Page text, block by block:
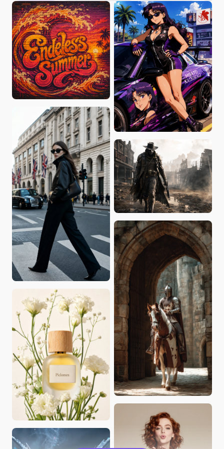
Maka巴卡
Zili
Zili
Maka巴卡
BananaPepperPizza
catali_es_yufei
CoffeeCam
Zuzzurellone1966
AIDreamer
WilliamMiller
HannahHues
MrUnick0601
HannahHues
Manuel L Rivera